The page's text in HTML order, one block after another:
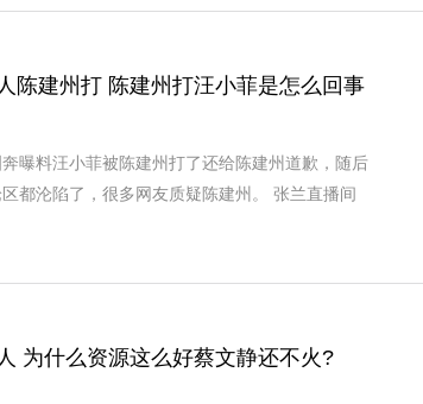
陈建州打 陈建州打汪小菲是怎么回事
曝料汪小菲被陈建州打了还给陈建州道歉，随后
都沦陷了，很多网友质疑陈建州。 张兰直播间
为什么资源这么好蔡文静还不火?